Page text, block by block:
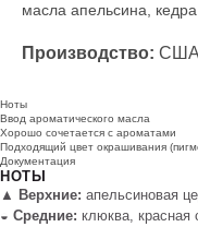
масла апельсина,
Производство: США
Ноты
Ввод ароматического масла
Хорошо сочетается с ароматами
Подходящий цвет окрашивания
Документация
НОТЫ
▲ Верхние: апельсиновая
◒ Средние: клюква, красная